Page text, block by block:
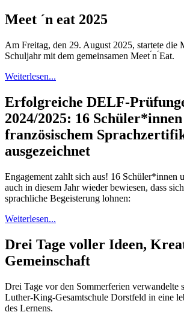
Meet ´n eat 2025
Am Freitag, den 29. August 2025, startete die
Schuljahr mit dem gemeinsamen Meet ́n ́Eat.
Weiterlesen...
Erfolgreiche DELF-
2024/2025: 16
französischem
ausgezeichnet
Engagement zahlt sich aus! 16 Schüler*innen
auch in diesem Jahr wieder bewiesen, dass
sprachliche Begeisterung lohnen:
Weiterlesen...
Drei Tage voller Ideen,
Gemeinschaft
Drei Tage vor den Sommerferien verwandelte
Luther-King-Gesamtschule Dorstfeld in eine
des Lernens.